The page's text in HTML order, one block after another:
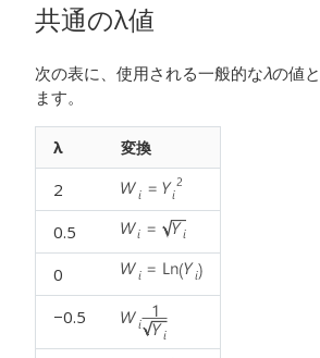
共通のλ値
次の表に、使用される一般的なλの値
ます。
λ 変換
2
0.5
0
−0.5